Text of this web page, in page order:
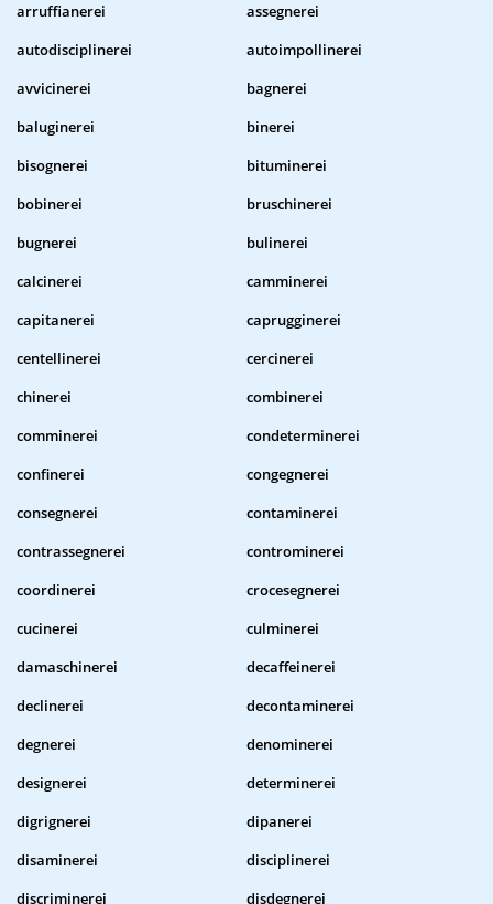
arruffianerei
assegnerei
autodisciplinerei
autoimpollinerei
avvicinerei
bagnerei
baluginerei
binerei
bisognerei
bituminerei
bobinerei
bruschinerei
bugnerei
bulinerei
calcinerei
camminerei
capitanerei
caprugginerei
centellinerei
cercinerei
chinerei
combinerei
comminerei
condeterminerei
confinerei
congegnerei
consegnerei
contaminerei
contrassegnerei
controminerei
coordinerei
crocesegnerei
cucinerei
culminerei
damaschinerei
decaffeinerei
declinerei
decontaminerei
degnerei
denominerei
designerei
determinerei
digrignerei
dipanerei
disaminerei
disciplinerei
discriminerei
disdegnerei